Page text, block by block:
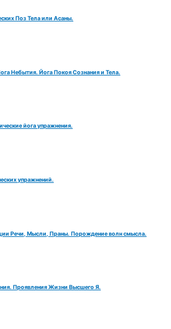
Поз Тела или Асаны.
Небытия. Йога Покоя Сознания и Тела.
йога упражнения.
упражнений.
Речи, Мысли, Праны. Порождение волн смысла.
Проявления Жизни Высшего Я.